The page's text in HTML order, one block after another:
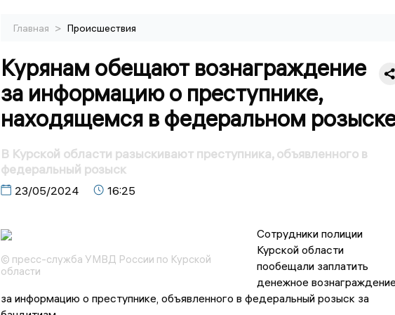
Главная > Происшествия
Курянам обещают вознаграждение
за информацию о преступнике,
находящемся в федеральном
В Курской области разыскивают преступника, объявленного в
федеральный розыск
23/05/2024 16:25
© пресс-служба УМВД России по Курской
области
Сотрудники полиции
Курской области
пообещали заплатить
денежное
за информацию о преступнике, объявленного в федеральный розыск за